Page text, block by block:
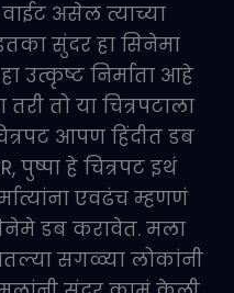
असेल त्याच्या
सुंदर हा सिनेमा
उत्कृष्ट निर्माता आहे
तरी तो या चित्रपटाला
आपण हिंदीत डब
पुष्पा हे चित्रपट इथं
एवढंच म्हणणं
डब करावेत. मला
सगळ्या लोकांनी